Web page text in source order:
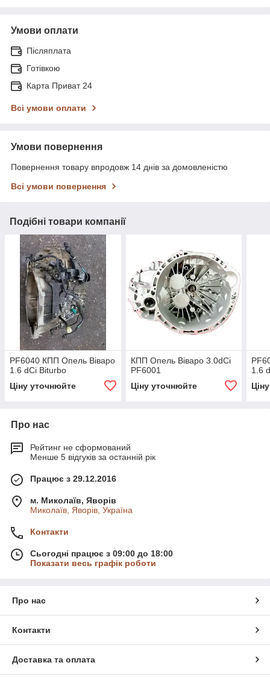
Умови оплати
Післяплата
Готівкою
Карта Приват 24
Всі умови оплати
Умови повернення
Повернення товару впродовж 14 днів за домовленістю
Всі умови повернення
Подібні товари компанії
PF6040 КПП Опель Віваро
1.6 dCi Biturbo
Ціну уточнюйте
КПП Опель Віваро 3.0dCi
PF6001
Ціну уточнюйте
1.6
Про нас
Рейтинг не сформований
Менше 5 відгуків за останній рік
Працює з 29.12.2016
м. Миколаїв, Яворів
Миколаїв, Яворів, Україна
Контакти
Сьогодні працює з 09:00 до 18:00
Показати весь графік роботи
Про нас
Контакти
Доставка та оплата